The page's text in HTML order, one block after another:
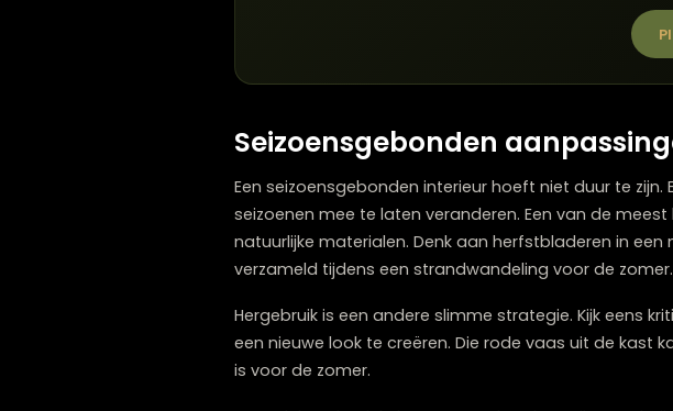
Gebruik dimbare lampen om de lichtsterkte
Plaats in de winter extra tafellampen voor
Zorg in de zomer voor luchtige, lichte
Experimenteer met gekleurd licht via